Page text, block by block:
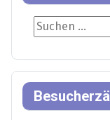
Suche